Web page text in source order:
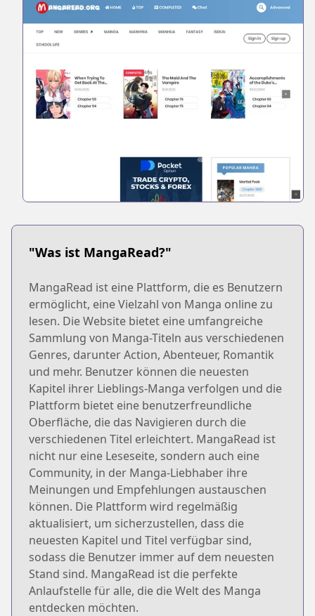
"Was ist MangaRead?"
MangaRead ist eine Plattform, die es Benutzern
ermöglicht, eine Vielzahl von Manga online zu
lesen. Die Website bietet eine umfangreiche
Sammlung von Manga-Titeln aus verschiedenen
Genres, darunter Action, Abenteuer, Romantik
und mehr. Benutzer können die neuesten
Kapitel ihrer Lieblings-Manga verfolgen und die
Plattform bietet eine benutzerfreundliche
Oberfläche, die das Navigieren durch die
verschiedenen Titel erleichtert. MangaRead ist
nicht nur eine Leseseite, sondern auch eine
Community, in der Manga-Liebhaber ihre
Meinungen und Empfehlungen austauschen
können. Die Plattform wird regelmäßig
aktualisiert, um sicherzustellen, dass die
neuesten Kapitel und Titel verfügbar sind,
sodass die Benutzer immer auf dem neuesten
Stand sind. MangaRead ist die perfekte
Anlaufstelle für alle, die die Welt des Manga
entdecken möchten.